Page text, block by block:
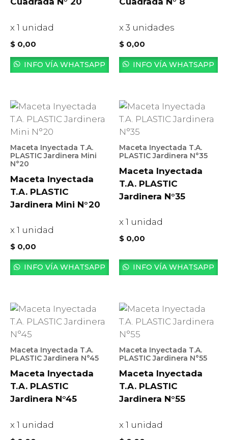
x 1 unidad
$ 0,00
INFO VÍA WHATSAPP
x 3 unidades
$ 0,00
INFO VÍA WHATSAPP
Maceta Inyectada T.A.
PLASTIC Jardinera Mini
N°20
Maceta Inyectada
T.A. PLASTIC
Jardinera Mini N°20
x 1 unidad
$ 0,00
INFO VÍA WHATSAPP
Maceta Inyectada T.A.
PLASTIC Jardinera N°35
Maceta Inyectada
T.A. PLASTIC
Jardinera N°35
x 1 unidad
$ 0,00
INFO VÍA WHATSAPP
Maceta Inyectada T.A.
PLASTIC Jardinera N°45
Maceta Inyectada
T.A. PLASTIC
Jardinera N°45
x 1 unidad
Maceta Inyectada T.A.
PLASTIC Jardinera N°55
Maceta Inyectada
T.A. PLASTIC
Jardinera N°55
x 1 unidad